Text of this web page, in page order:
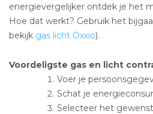
energievergelijker ontdek je het
Hoe dat werkt? Gebruik het
bekijk gas licht Oxxio).
Voordeligste gas en licht
Voer je
Schat je
Selecteer het